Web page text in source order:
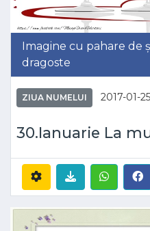
Imagine cu pahare de
dragoste
ZIUA NUMELUI 2017-01-25
30.Ianuarie La